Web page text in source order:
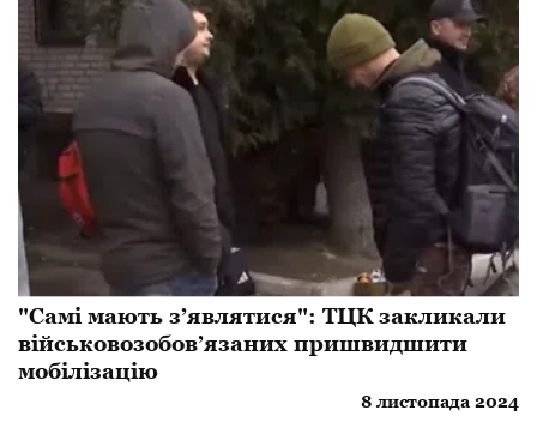
"Самі мають з’являтися": ТЦК закликали
військовозобов’язаних пришвидшити
мобілізацію
8 листопада 2024